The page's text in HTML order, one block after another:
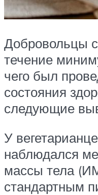
Добровольцы
течение
чего был
состояния
следующие
У
наблюдался
массы тела
стандартным